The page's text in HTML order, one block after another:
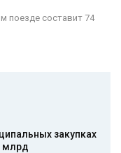
поезде составит 74
закупках
млрд